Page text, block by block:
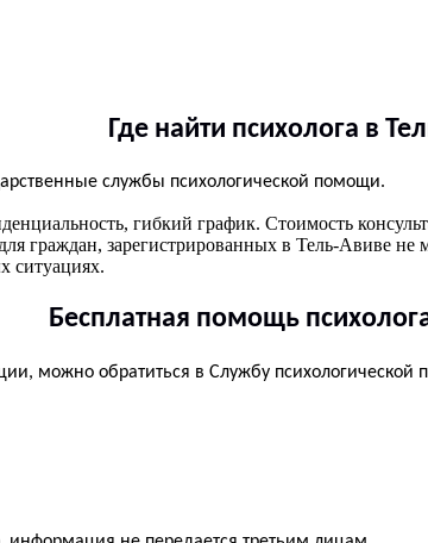
Где найти психолога в
службы психологической помощи.
гибкий график. Стоимость
граждан, зарегистрированных в Тель-Авиве
ситуациях.
Бесплатная помощь
можно обратиться в Службу